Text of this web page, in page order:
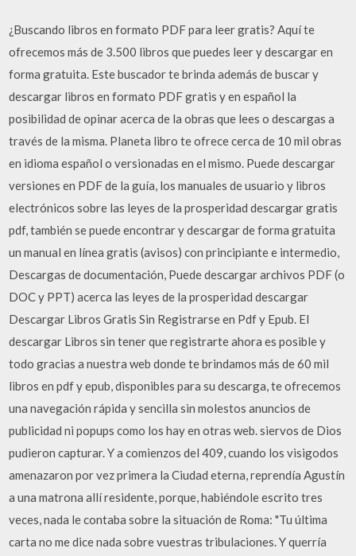
¿Buscando libros en formato PDF para leer gratis? Aquí te
ofrecemos más de 3.500 libros que puedes leer y descargar en
forma gratuita. Este buscador te brinda además de buscar y
descargar libros en formato PDF gratis y en español la
posibilidad de opinar acerca de la obras que lees o descargas a
través de la misma. Planeta libro te ofrece cerca de 10 mil obras
en idioma español o versionadas en el mismo. Puede descargar
versiones en PDF de la guía, los manuales de usuario y libros
electrónicos sobre las leyes de la prosperidad descargar gratis
pdf, también se puede encontrar y descargar de forma gratuita
un manual en línea gratis (avisos) con principiante e intermedio,
Descargas de documentación, Puede descargar archivos PDF (o
DOC y PPT) acerca las leyes de la prosperidad descargar
Descargar Libros Gratis Sin Registrarse en Pdf y Epub. El
descargar Libros sin tener que registrarte ahora es posible y
todo gracias a nuestra web donde te brindamos más de 60 mil
libros en pdf y epub, disponibles para su descarga, te ofrecemos
una navegación rápida y sencilla sin molestos anuncios de
publicidad ni popups como los hay en otras web. siervos de Dios
pudieron capturar. Y a comienzos del 409, cuando los visigodos
amenazaron por vez primera la Ciudad eterna, reprendía Agustín
a una matrona allí residente, porque, habiéndole escrito tres
veces, nada le contaba sobre la situación de Roma: "Tu última
carta no me dice nada sobre vuestras tribulaciones. Y querría